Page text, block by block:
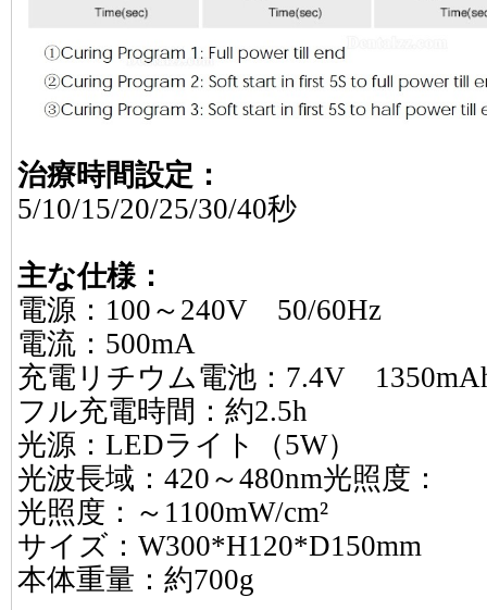
治療時間設定：
5/10/15/20/25/30/40秒
主な仕様：
電源：100～240V 50/60Hz
電流：500mA
充電リチウム電池：7.4V
フル充電時間：約2.5h
光源：LEDライト（5W）
光波長域：420～480nm光照度：
光照度：～1100mW/cm²
サイズ：W300*H120*D150mm
本体重量：約700g